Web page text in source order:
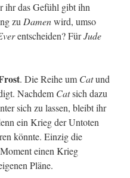
ihr das Gefühl gibt ihn
zu Damenwird, umso
entscheiden? FürJude
. Die Reihe um Catund
Nachdem Catsich dazu
sich zu lassen, bleibt ihr
ein Krieg der Untoten
könnte. Einzig die
einen Krieg
Pläne.